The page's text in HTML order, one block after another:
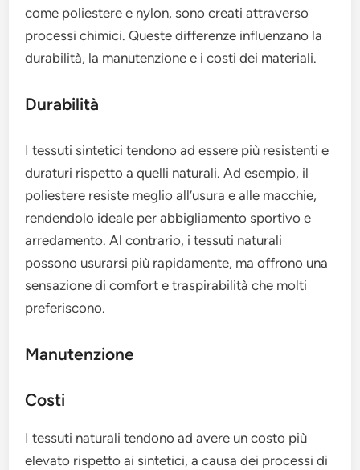
come poliestere e nylon, sono creati attraverso
processi chimici. Queste differenze influenzano la
durabilità, la manutenzione e i costi dei materiali.
Durabilità
I tessuti sintetici tendono ad essere più resistenti e
duraturi rispetto a quelli naturali. Ad esempio, il
poliestere resiste meglio all’usura e alle macchie,
rendendolo ideale per abbigliamento sportivo e
arredamento. Al contrario, i tessuti naturali
possono usurarsi più rapidamente, ma offrono una
sensazione di comfort e traspirabilità che molti
preferiscono.
Manutenzione
Costi
I tessuti naturali tendono ad avere un costo più
elevato rispetto ai sintetici, a causa dei processi di